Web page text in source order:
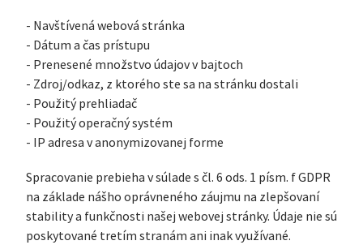
- Navštívená webová stránka
- Dátum a čas prístupu
- Prenesené množstvo údajov v bajtoch
- Zdroj/odkaz, z ktorého ste sa na stránku dostali
- Použitý prehliadač
- Použitý operačný systém
- IP adresa v anonymizovanej forme
Spracovanie prebieha v súlade s čl. 6 ods. 1 písm. f GDPR
na základe nášho oprávneného záujmu na zlepšovaní
stability a funkčnosti našej webovej stránky. Údaje nie sú
poskytované tretím stranám ani inak využívané.